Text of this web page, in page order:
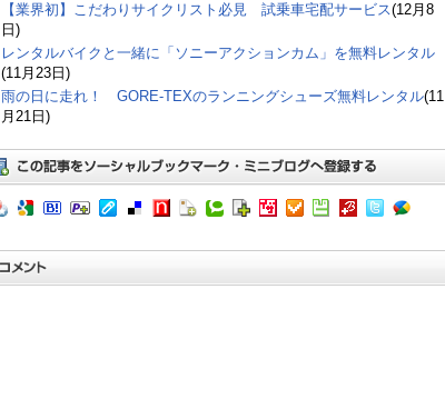
【業界初】こだわりサイクリスト必見 試乗車宅配サービス(12月8
日)
レンタルバイクと一緒に「ソニーアクションカム」を無料レンタル
(11月23日)
雨の日に走れ！ GORE-TEXのランニングシューズ無料レンタル(11
月21日)